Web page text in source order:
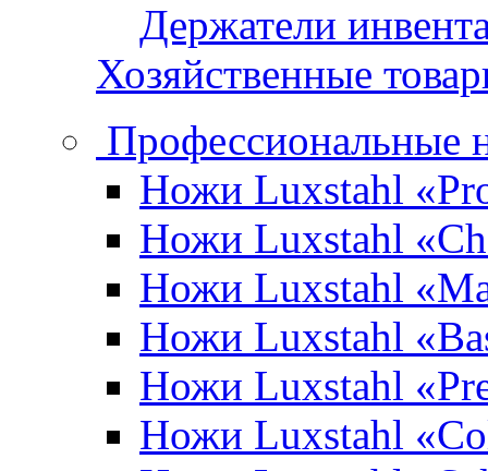
Держатели
Хозяйственные
Профессиональные
Ножи Luxstahl
Ножи Luxstahl
Ножи Luxstahl
Ножи Luxstahl
Ножи Luxstahl
Ножи Luxstahl